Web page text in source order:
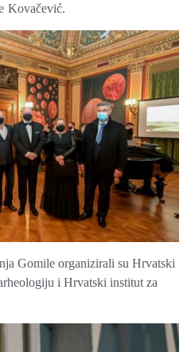
Kovačević.
Gomile organizirali su Hrvatski
i Hrvatski institut za